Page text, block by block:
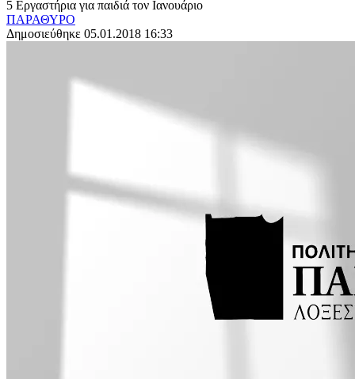
5 Εργαστήρια για παιδιά τον Ιανουάριο
ΠΑΡΑΘΥΡΟ
Δημοσιεύθηκε 05.01.2018 16:33